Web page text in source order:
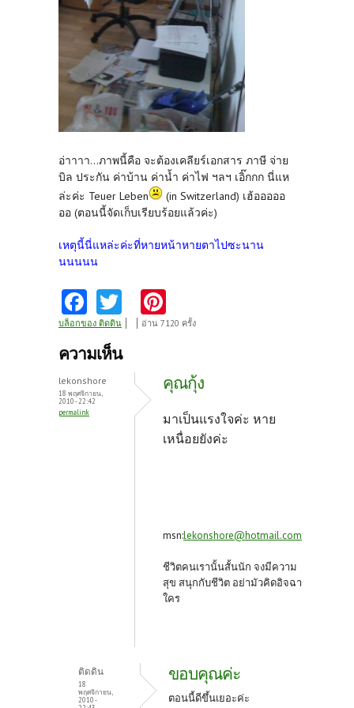
อ่าาาา...ภาพนี้คือ จะต้องเคลียร์เอกสาร ภาษี จ่าย
บิล ประกัน ค่าบ้าน ค่าน้ำ ค่าไฟ ฯลฯ เอิ๊กกก นี่แห
ล่ะค่ะ Teuer Leben
(in Switzerland) เฮ้อออออ
ออ (ตอนนี้จัดเก็บเรียบร้อยแล้วค่ะ)
เหตุนี้นี่แหล่ะค่ะที่หายหน้าหายตาไปซะนาน
นนนนน
Fa
ce
b
o
o
k
w
itt
er
nt
es
t
บล็อกของ ติดดิน อ่าน 7120 ครั้ง
ความเห็น
lekonshore
18 พฤศจิกายน,
2010 - 22:42
permalink
คุณกุ้ง
มาเป็นแรงใจค่ะ หาย
เหนื่อยยังค่ะ
msn:lekonshore@hotmail.com
ชีวิตคนเรานั้นสั้นนัก จงมีความ
สุข สนุกกับชีวิต อย่ามัวคิดอิจฉา
ใคร
ติดดิน
18
พฤศจิกายน,
2010 -
ขอบคุณค่ะ
ตอนนี้ดีขึ้นเยอะค่ะ